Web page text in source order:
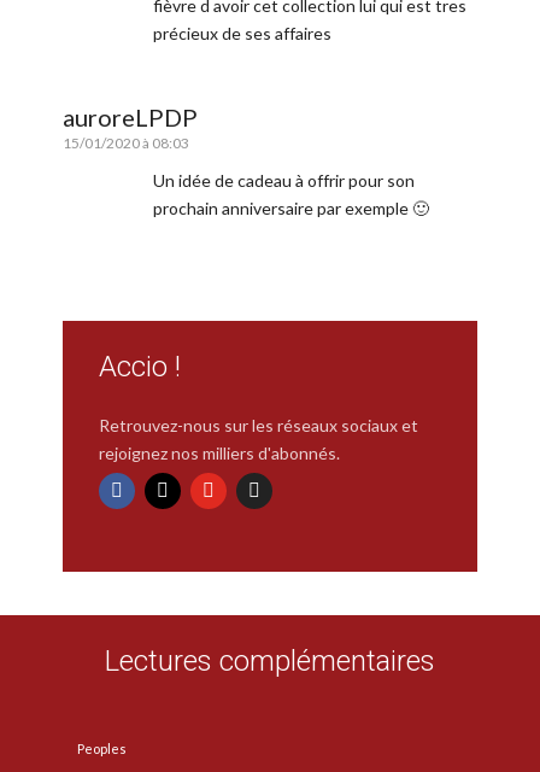
fièvre d avoir cet collection lui qui est tres
précieux de ses affaires
auroreLPDP
15/01/2020 à 08:03
Un idée de cadeau à offrir pour son
prochain anniversaire par exemple 🙂
Accio !
Retrouvez-nous sur les réseaux sociaux et
rejoignez nos milliers d'abonnés.
Lectures complémentaires
Peoples